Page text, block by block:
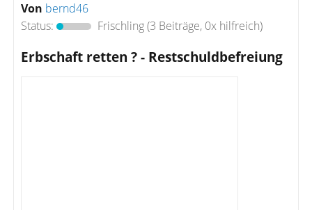
Von bernd46
Status:
Frischling(3 Beiträge, 0x hilfreich)
Erbschaft retten ? - Restschuldbefreiung